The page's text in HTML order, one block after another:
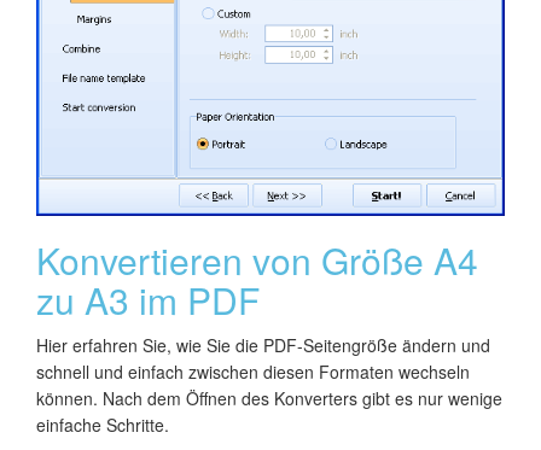
Konvertieren von Größe A4
zu A3 im PDF
Hier erfahren Sie, wie Sie die PDF-Seitengröße ändern und
schnell und einfach zwischen diesen Formaten wechseln
können. Nach dem Öffnen des Konverters gibt es nur wenige
einfache Schritte.